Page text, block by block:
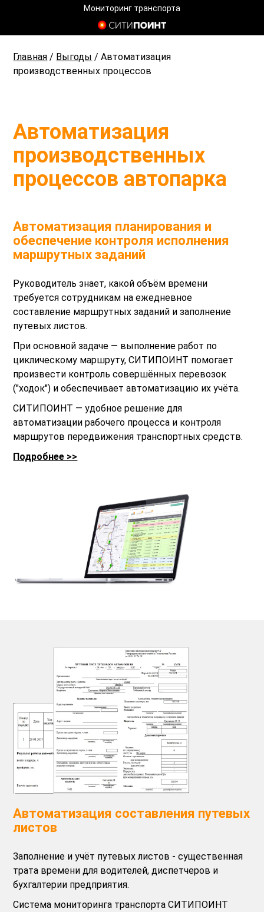
Мониторинг транспорта
Главная / Выгоды /Автоматизация
производственных процессов
Автоматизация
производственных
процессов автопарка
Автоматизация планирования и
обеспечение контроля исполнения
маршрутных заданий
Руководитель знает, какой объём времени
требуется сотрудникам на ежедневное
составление маршрутных заданий и заполнение
путевых листов.
При основной задаче — выполнение работ по
циклическому маршруту, СИТИПОИНТ помогает
произвести контроль совершённых перевозок
("ходок") и обеспечивает автоматизацию их учёта.
СИТИПОИНТ — удобное решение для
автоматизации рабочего процесса и контроля
маршрутов передвижения транспортных средств.
Подробнее >>
Автоматизация составления путевых
листов
Заполнение и учёт путевых листов - существенная
трата времени для водителей, диспетчеров и
бухгалтерии предприятия.
Система мониторинга транспорта СИТИПОИНТ